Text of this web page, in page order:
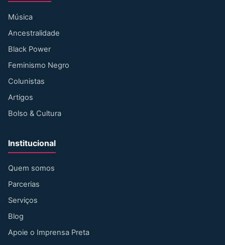
Música
Ancestralidade
Black Power
Feminismo Negro
Colunistas
Artigos
Bolso & Cultura
Institucional
Quem somos
Parcerias
Serviços
Blog
Apoie o Imprensa Preta